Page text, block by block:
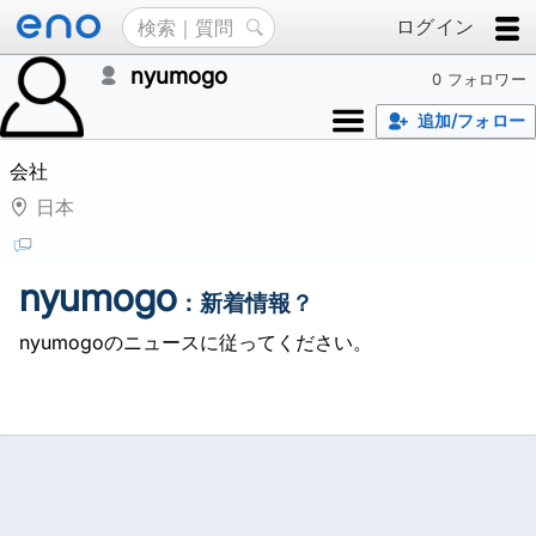
ログイン
0 フォロワー
nyumogo
追加/フォロー
会社
日本
nyumogo ：新着情報？
nyumogoのニュースに従ってください。